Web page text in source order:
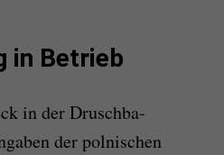
in Betrieb
in der Druschba-
der polnischen